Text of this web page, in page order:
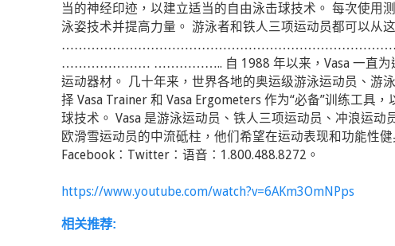
当的神经印迹，以建立适当的自由泳击球技术。 每次使用
泳姿技术并提高力量。 游泳者和铁人三项运动员都可以从
………………… …………….. 自 1988 年以来，Vasa 一直为运动
运动器材。 几十年来，世界各地的奥运级游泳运动员、游
择 Vasa Trainer 和 Vasa Ergometers 作为“必备”训练工具
球技术。 Vasa 是游泳运动员、铁人三项运动员、冲浪运
欧滑雪运动员的中流砥柱，他们希望在运动表现和功能性
Facebook：Twitter：语音：1.800.488.8272。
https://www.youtube.com/watch?v=6AKm3OmNPps
相关推荐: